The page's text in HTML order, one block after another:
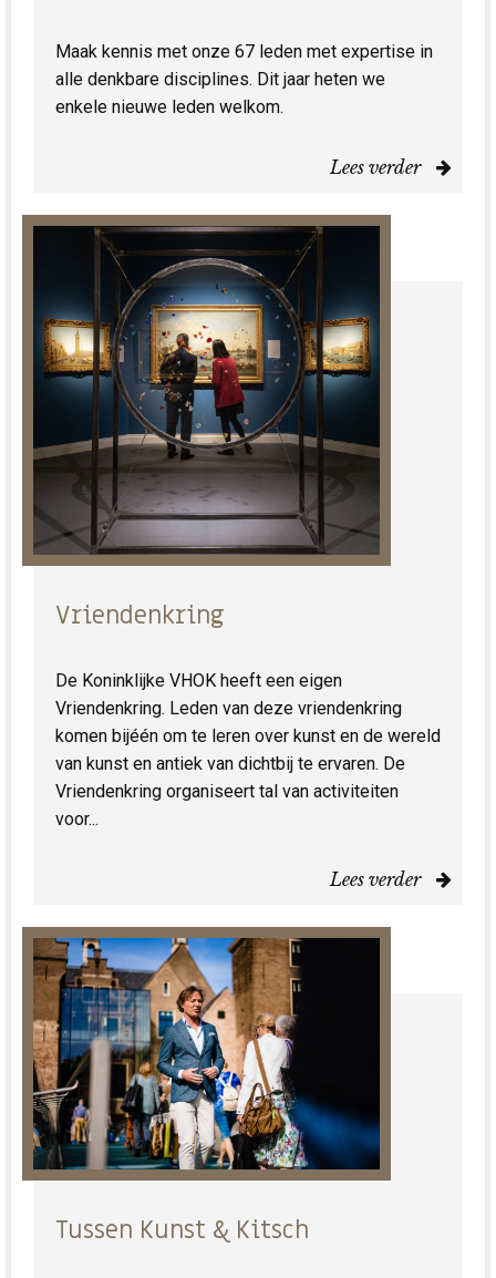
Maak kennis met onze 67 leden met expertise in
alle denkbare disciplines. Dit jaar heten we
enkele nieuwe leden welkom.
Lees verder
Vriendenkring
De Koninklijke VHOK heeft een eigen
Vriendenkring. Leden van deze vriendenkring
komen bijéén om te leren over kunst en de wereld
van kunst en antiek van dichtbij te ervaren. De
Vriendenkring organiseert tal van activiteiten
voor...
Lees verder
Tussen Kunst & Kitsch